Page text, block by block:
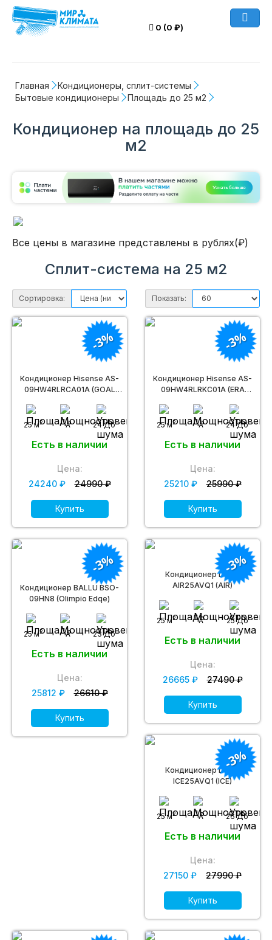
0 (0 ₽)
Главная
Кондиционеры, сплит-системы
Бытовые кондиционеры
Площадь до 25 м2
Кондиционер на площадь до 25
м2
Все цены в магазине представлены в рублях(₽)
Сплит-система на 25 м2
Сортировка: Показать:
Кондиционер Hisense AS-
09HW4RLRCA01A (GOAL
25 м2 A 24 Дб
Есть в наличии
-3%
Цена:
24240 ₽
24990 ₽
Купить
Кондиционер Hisense AS-
09HW4RLRKC01A (ERA
25 м2 A 24 Дб
Есть в наличии
-3%
Цена:
25210 ₽
25990 ₽
Купить
Кондиционер BALLU BSO-
09HN8 (Olimpio Edqe)
25 м2 A 23 Дб
Есть в наличии
-3%
Цена:
25812 ₽
26610 ₽
Купить
Кондиционер Daichi
AIR25AVQ1 (AIR)
25 м2 A 25 Дб
Есть в наличии
-3%
Цена:
26665 ₽
27490 ₽
Купить
Кондиционер Daichi
ICE25AVQ1 (ICE)
25 м2 A 26 Дб
Есть в наличии
-3%
Цена:
27150 ₽
27990 ₽
Купить